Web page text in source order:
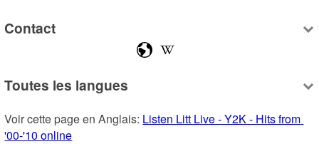
Contact
Toutes les langues
Voir cette page en Anglais: Listen Litt Live - Y2K - Hits from
'00-'10 online